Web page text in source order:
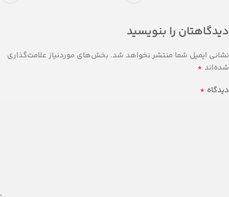
دیدگاهتان را بنویسید
نشانی ایمیل شما منتشر نخواهد شد. بخش‌های موردنیاز علامت‌گذاری
شده‌اند *
دیدگاه *